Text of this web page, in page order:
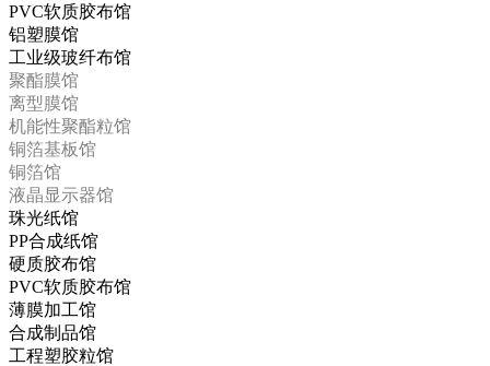
PVC软质胶布馆
铝塑膜馆
工业级玻纤布馆
聚酯膜馆
离型膜馆
机能性聚酯粒馆
铜箔基板馆
铜箔馆
液晶显示器馆
珠光纸馆
PP合成纸馆
硬质胶布馆
PVC软质胶布馆
薄膜加工馆
合成制品馆
工程塑胶粒馆